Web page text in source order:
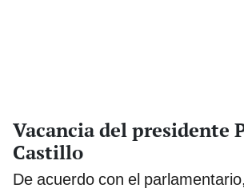
Vacancia del presidente
Castillo
De acuerdo con el